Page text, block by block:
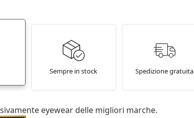
Sempre in stock Spedizione gratuita
eyewear delle migliori marche.